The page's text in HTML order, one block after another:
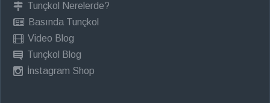
Tunçkol Nerelerde?
Basında Tunçkol
Video Blog
Tunçkol Blog
İnstagram Shop